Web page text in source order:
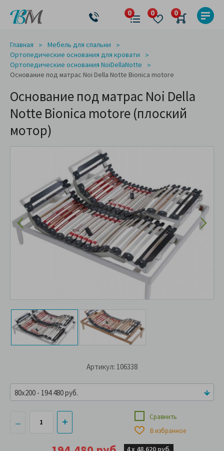
Главная
Мебель для спальни
Ортопедические основания для кровати
Ортопедические основания NoiDellaNotte
Основание под матрас Noi Della Notte Bionica motore
Основание под матрас Noi Della
Notte Bionica motore (плоский
мотор)
Артикул: 106338
4 х 48,620 руб.
Сравнить
В избранное
80x200 - 194 480 руб.